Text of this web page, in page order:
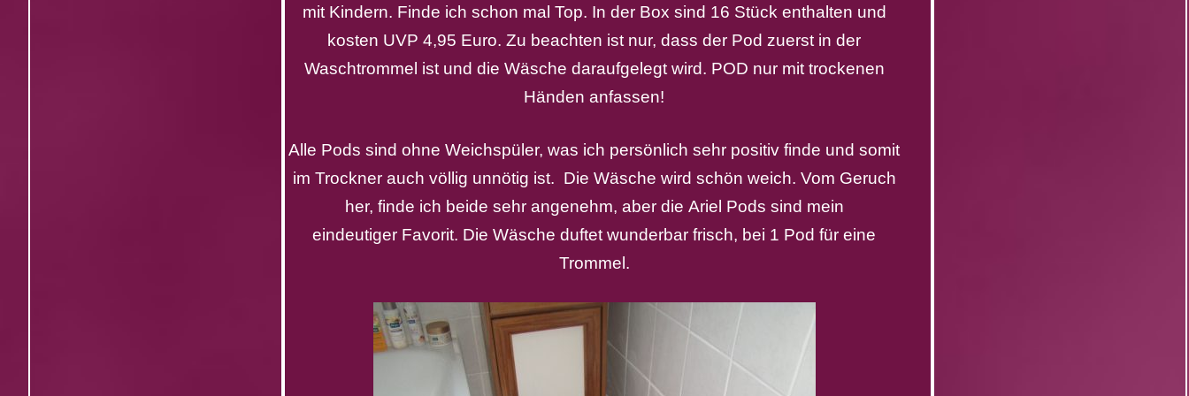
mit Kindern. Finde ich schon mal Top. In der Box sind 16 Stück enthalten und
kosten UVP 4,95 Euro. Zu beachten ist nur, dass der Pod zuerst in der
Waschtrommel ist und die Wäsche daraufgelegt wird. POD nur mit trockenen
Händen anfassen!
Alle Pods sind ohne Weichspüler, was ich persönlichsehr positiv finde und somit
im Trockner auch völlig unnötig ist. Die Wäsche wird schön weich. Vom Geruch
her, finde ich beide sehr angenehm, aber die Ariel Pods sind mein
eindeutiger Favorit. Die Wäsche duftet wunderbar frisch, bei 1 Pod für eine
Trommel.